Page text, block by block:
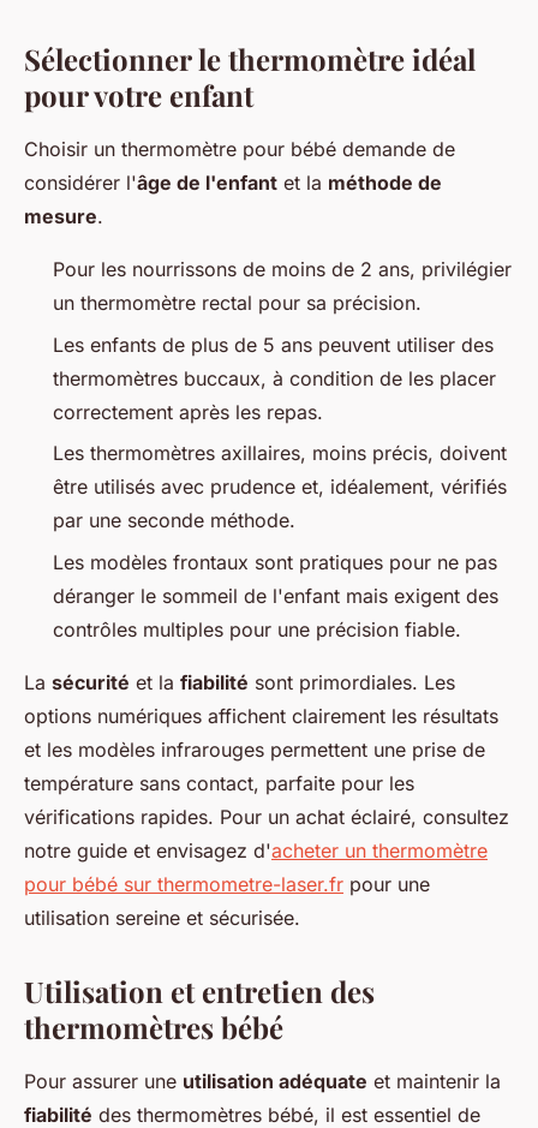
Sélectionner le thermomètre idéal
pour votre enfant
Choisir un thermomètre pour bébé demande de
considérer l'âge de l'enfant et la méthode de
mesure.
Pour les nourrissons de moins de 2 ans, privilégier
un thermomètre rectal pour sa précision.
Les enfants de plus de 5 ans peuvent utiliser des
thermomètres buccaux, à condition de les placer
correctement après les repas.
Les thermomètres axillaires, moins précis, doivent
être utilisés avec prudence et, idéalement, vérifiés
par une seconde méthode.
Les modèles frontaux sont pratiques pour ne pas
déranger le sommeil de l'enfant mais exigent des
contrôles multiples pour une précision fiable.
La sécurité et la fiabilité sont primordiales. Les
options numériques affichent clairement les résultats
et les modèles infrarouges permettent une prise de
température sans contact, parfaite pour les
vérifications rapides. Pour un achat éclairé, consultez
notre guide et envisagez d'acheter un thermomètre
pour bébé sur thermometre-laser.fr pour une
utilisation sereine et sécurisée.
Utilisation et entretien des
thermomètres bébé
Pour assurer une utilisation adéquate et maintenir la
fiabilité des thermomètres bébé, il est essentiel de